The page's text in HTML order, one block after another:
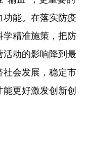
能。在落实防疫
学精准施策，把防
动的影响降到最
社会发展，稳定市
更好激发创新创